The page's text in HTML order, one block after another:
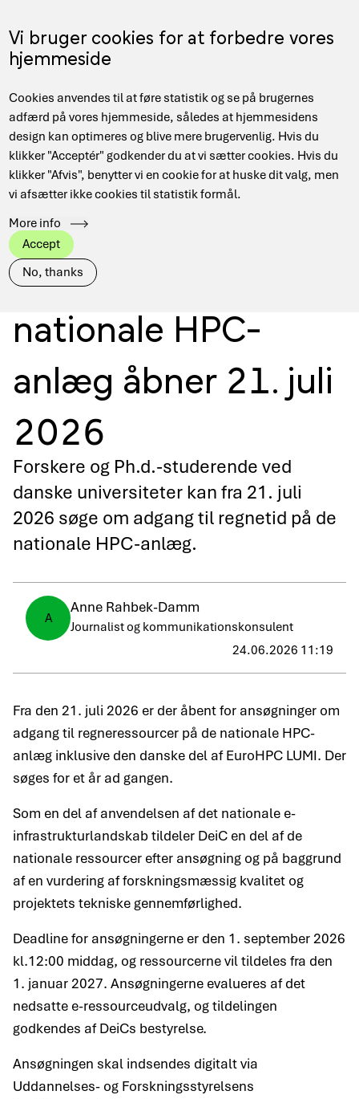
Vi bruger cookies for at forbedre vores
hjemmeside
Cookies anvendes til at føre statistik og se på brugernes
adfærd på vores hjemmeside, således at hjemmesidens
design kan optimeres og blive mere brugervenlig. Hvis du
klikker "Acceptér" godkender du at vi sætter cookies. Hvis du
klikker "Afvis", benytter vi en cookie for at huske dit valg, men
vi afsætter ikke cookies til statistik formål.
More info
Accept
No, thanks
til
hovedindhold
EN
Main
navigation
Brødkrumme
Hjem Nyheder
Næste kald om regnetid på de nationale HPC-anlæg åbner
21. juli 2026
Næste kald om
regnetid på de
nationale HPC-
anlæg åbner 21. juli
2026
Forskere og Ph.d.-studerende ved
danske universiteter kan fra 21. juli
2026 søge om adgang til regnetid på de
nationale HPC-anlæg.
A
Anne Rahbek-Damm
Journalist og kommunikationskonsulent
24.06.2026 11:19
Fra den 21. juli 2026 er der åbent for ansøgninger om
adgang til regneressourcer på de nationale HPC-
anlæg inklusive den danske del af EuroHPC LUMI. Der
søges for et år ad gangen.
Som en del af anvendelsen af det nationale e-
infrastrukturlandskab tildeler DeiC en del af de
nationale ressourcer efter ansøgning og på baggrund
af en vurdering af forskningsmæssig kvalitet og
projektets tekniske gennemførlighed.
Deadline for ansøgningerne er den 1. september 2026
kl.12:00 middag, og ressourcerne vil tildeles fra den
1. januar 2027. Ansøgningerne evalueres af det
nedsatte e-ressourceudvalg, og tildelingen
godkendes af DeiCs bestyrelse.
Ansøgningen skal indsendes digitalt via
Uddannelses- og Forskningsstyrelsens